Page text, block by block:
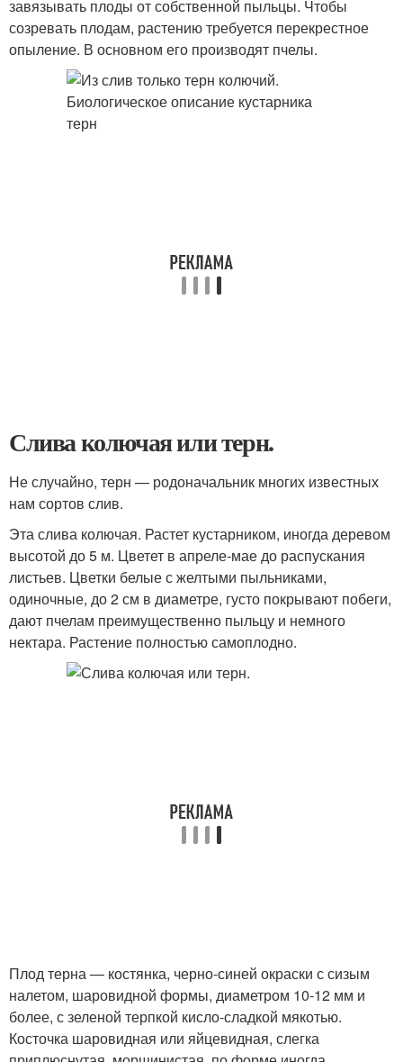
завязывать плоды от собственной пыльцы. Чтобы
созревать плодам, растению требуется перекрестное
опыление. В основном его производят пчелы.
Слива колючая или терн.
Не случайно, терн — родоначальник многих известных
нам сортов слив.
Эта слива колючая. Растет кустарником, иногда деревом
высотой до 5 м. Цветет в апреле-мае до распускания
листьев. Цветки белые с желтыми пыльниками,
одиночные, до 2 см в диаметре, густо покрывают побеги,
дают пчелам преимущественно пыльцу и немного
нектара. Растение полностью самоплодно.
Плод терна — костянка, черно-синей окраски с сизым
налетом, шаровидной формы, диаметром 10-12 мм и
более, с зеленой терпкой кисло-сладкой мякотью.
Косточка шаровидная или яйцевидная, слегка